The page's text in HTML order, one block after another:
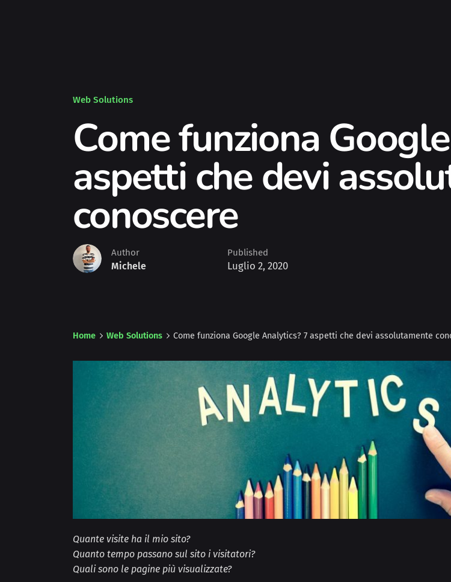
Web Solutions
Come funziona
aspetti che devi
conoscere
Author
Michele
Published
Luglio 2, 2020
Home Web Solutions Come funziona Google Analytics? 7 aspetti che devi assolutamente
Quante visite ha il mio sito?
Quanto tempo passano sul sito i visitatori?
Quali sono le pagine più visualizzate?